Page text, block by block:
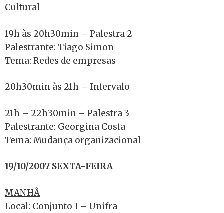
Cultural
19h às 20h30min – Palestra 2
Palestrante: Tiago Simon
Tema: Redes de empresas
20h30min às 21h – Intervalo
21h – 22h30min – Palestra 3
Palestrante: Georgina Costa
Tema: Mudança organizacional
19/10/2007 SEXTA-FEIRA
MANHÃ
Local: Conjunto I – Unifra